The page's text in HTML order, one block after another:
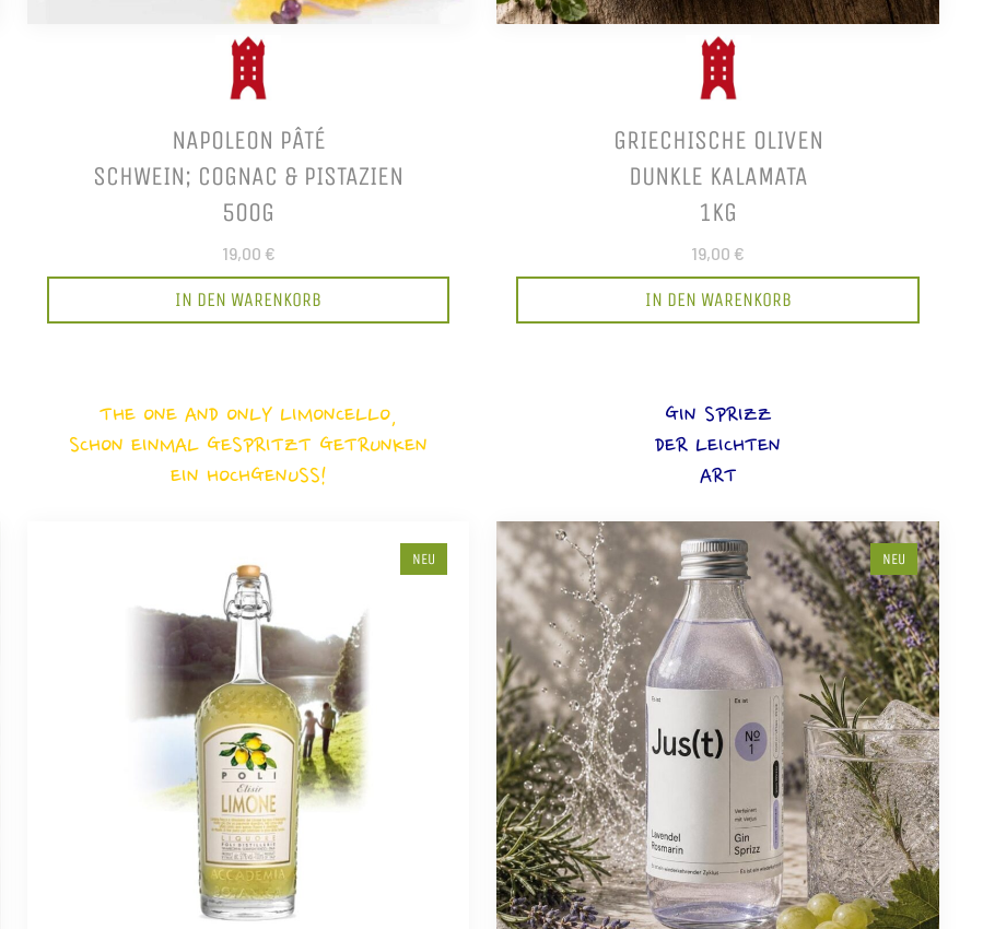
NAPOLEON PÂTÉ
SCHWEIN; COGNAC & PISTAZIEN
500G
19,00 €
IN DEN WARENKORB
GRIECHISCHE OLIVEN
DUNKLE KALAMATA
1KG
19,00 €
IN DEN WARENKORB
THE ONE AND ONLY LIMONCELLO,
SCHON EINMAL GESPRITZT GETRUNKEN
EIN HOCHGENUSS!
NEU
GIN SPRIZZ
DER LEICHTEN
ART
NEU